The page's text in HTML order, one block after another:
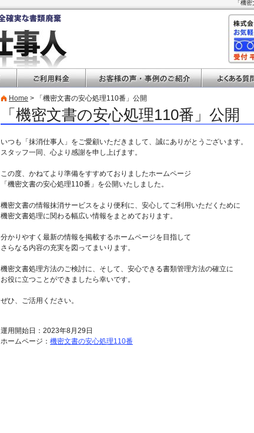
「機
Home > 「機密文書の安心処理110番」公開
「機密文書の安心処理110番」公開
いつも「抹消仕事人」をご愛顧いただきまして、誠にありがとうございます。
スタッフ一同、心より感謝を申し上げます。
この度、かねてより準備をすすめておりましたホームページ
「機密文書の安心処理110番」を公開いたしました。
機密文書の情報抹消サービスをより便利に、安心してご利用いただくために
機密文書処理に関わる幅広い情報をまとめております。
分かりやすく最新の情報を掲載するホームページを目指して
さらなる内容の充実を図ってまいります。
機密文書処理方法のご検討に、そして、安心できる書類管理方法の確立に
お役に立つことができましたら幸いです。
ぜひ、ご活用ください。
運用開始日：2023年8月29日
ホームページ： 機密文書の安心処理110番